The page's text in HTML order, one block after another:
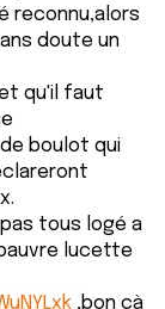
reconnu,alors
doute un
qu'il faut
boulot qui
tous logé a
lucette
,bon çà